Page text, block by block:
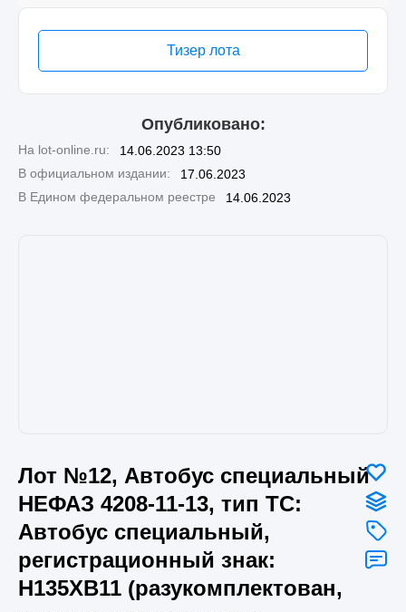
Тизер лота
Опубликовано:
На lot-online.ru:
14.06.2023 13:50
В официальном издании:
17.06.2023
В Едином федеральном реестре
14.06.2023
Лот №12, Автобус специальный
НЕФАЗ 4208-11-13, тип ТС:
Автобус специальный,
регистрационный знак:
Н135ХВ11 (разукомплектован,